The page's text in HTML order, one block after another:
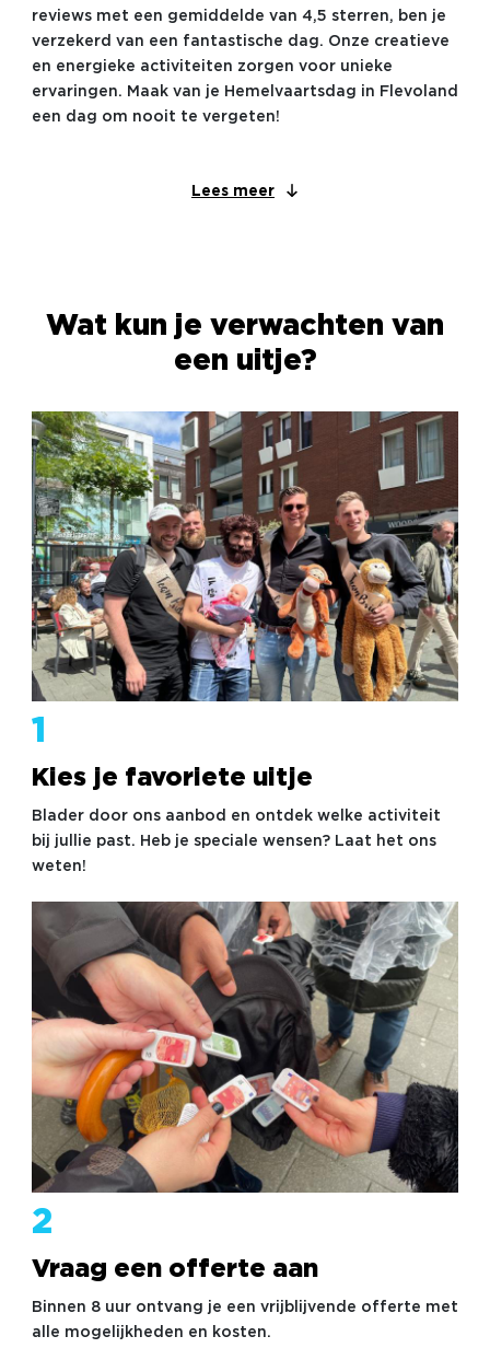
reviews met een gemiddelde van 4,5 sterren, ben je
verzekerd van een fantastische dag. Onze creatieve
en energieke activiteiten zorgen voor unieke
ervaringen. Maak van je Hemelvaartsdag in Flevoland
een dag om nooit te vergeten!
Lees meer
Wat kun je verwachten van
een uitje?
1
Kies je favoriete uitje
Blader door ons aanbod en ontdek welke activiteit
bij jullie past. Heb je speciale wensen? Laat het ons
weten!
2
Vraag een offerte aan
Binnen 8 uur ontvang je een vrijblijvende offerte met
alle mogelijkheden en kosten.